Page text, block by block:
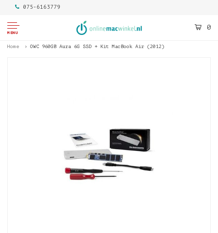
075-6163779
MENU
0
Home OWC 960GB Aura 6G SSD + Kit MacBook Air (2012)